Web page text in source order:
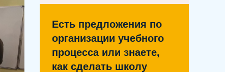
Есть предложения по
организации учебного
процесса или знаете,
как сделать школу